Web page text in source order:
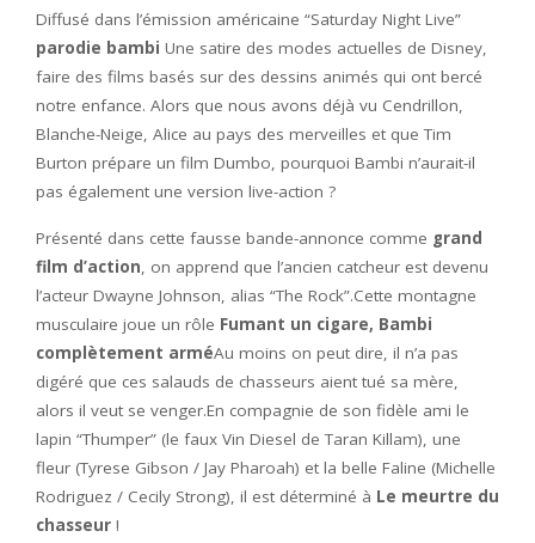
Diffusé dans l’émission américaine “Saturday Night Live”
parodie bambi Une satire des modes actuelles de Disney,
faire des films basés sur des dessins animés qui ont bercé
notre enfance. Alors que nous avons déjà vu Cendrillon,
Blanche-Neige, Alice au pays des merveilles et que Tim
Burton prépare un film Dumbo, pourquoi Bambi n’aurait-il
pas également une version live-action ?
Présenté dans cette fausse bande-annonce comme grand
film d’action, on apprend que l’ancien catcheur est devenu
l’acteur Dwayne Johnson, alias “The Rock”.Cette montagne
musculaire joue un rôle Fumant un cigare, Bambi
complètement arméAu moins on peut dire, il n’a pas
digéré que ces salauds de chasseurs aient tué sa mère,
alors il veut se venger.En compagnie de son fidèle ami le
lapin “Thumper” (le faux Vin Diesel de Taran Killam), une
fleur (Tyrese Gibson / Jay Pharoah) et la belle Faline (Michelle
Rodriguez / Cecily Strong), il est déterminé à Le meurtre du
chasseur !